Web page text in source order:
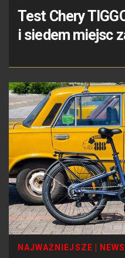
Test Chery
i siedem miejsc
NAJWAŻNIEJSZE